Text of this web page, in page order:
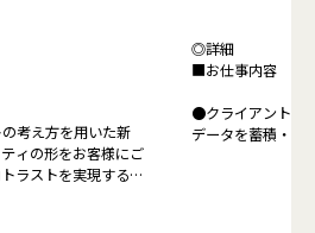
考え方を用いた新
ィの形をお客様にご
ラストを実現するた
◎詳細
■お仕事内容
●クライアントの
データを蓄積・加